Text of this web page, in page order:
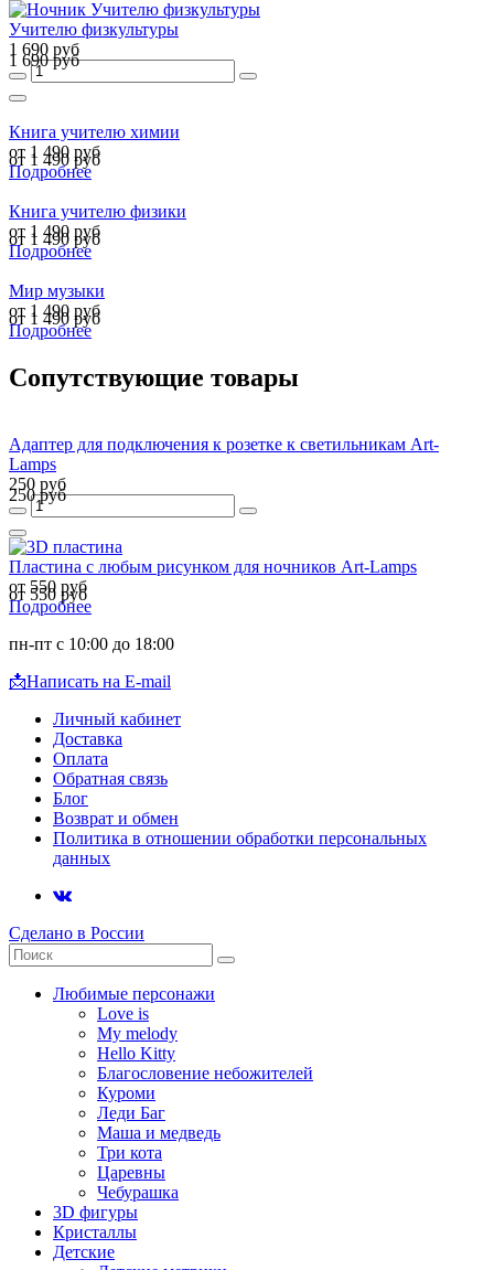
Учителю физкультуры
1 690 руб
1 690 руб
Книга учителю химии
от 1 490 руб
от 1 490 руб
Подробнее
Книга учителю физики
от 1 490 руб
от 1 490 руб
Подробнее
Мир музыки
от 1 490 руб
от 1 490 руб
Подробнее
Сопутствующие товары
Адаптер для подключения к розетке к светильникам Art-
Lamps
250 руб
250 руб
Пластина с любым рисунком для ночников Art-Lamps
от 550 руб
от 550 руб
Подробнее
пн-пт с 10:00 до 18:00
📩Написать на E-mail
Личный кабинет
Доставка
Оплата
Обратная связь
Блог
Возврат и обмен
Политика в отношении обработки персональных
данных
Сделано в России
Любимые персонажи
Love is
My melody
Hello Kitty
Благословение небожителей
Куроми
Леди Баг
Маша и медведь
Три кота
Царевны
Чебурашка
3D фигуры
Кристаллы
Детские